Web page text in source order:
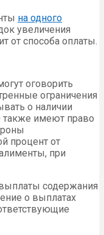
на одного
увеличения
от способа оплаты.
оговорить
ограничения
о наличии
также имеют право
процент от
при
содержания
о выплатах